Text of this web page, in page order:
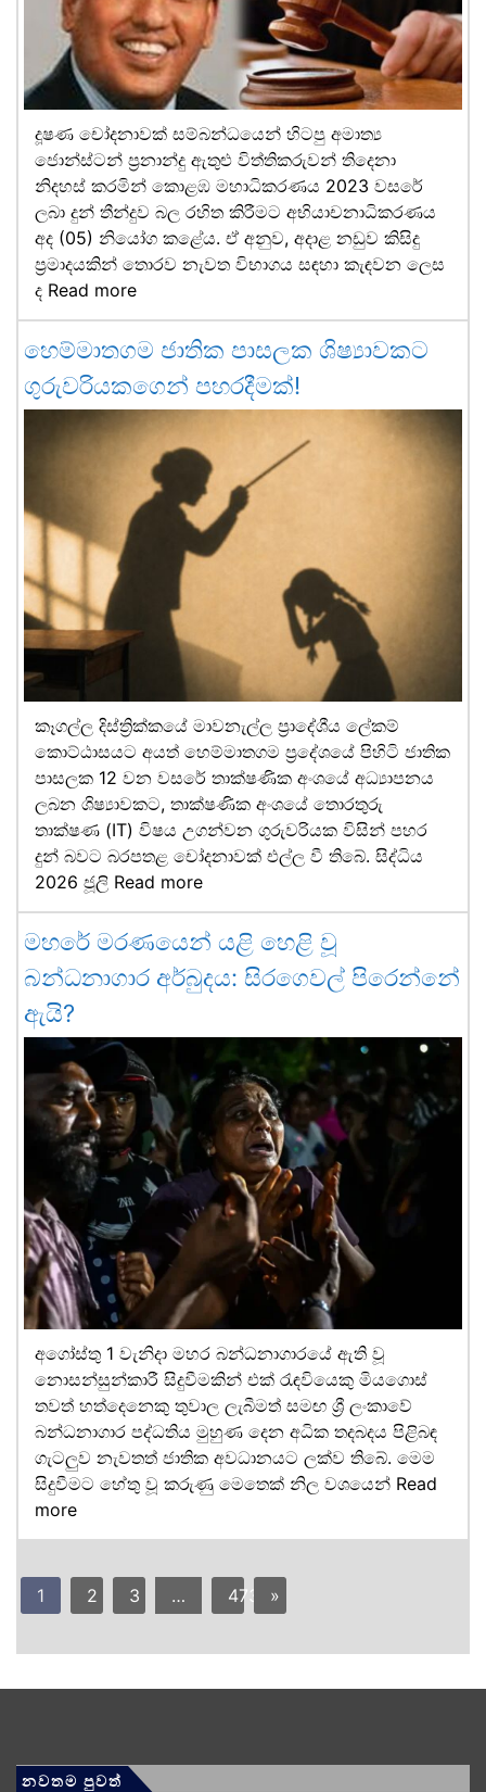
දූෂණ චෝදනාවක් සම්බන්ධයෙන් හිටපු අමාත්‍ය
ජොන්ස්ටන් ප්‍රනාන්දු ඇතුළු විත්තිකරුවන් තිදෙනා
නිදහස් කරමින් කොළඹ මහාධිකරණය 2023 වසරේ
ලබා දුන් තීන්දුව බල රහිත කිරීමට අභියාචනාධිකරණය
අද (05) නියෝග කළේය. ඒ අනුව, අදාළ නඩුව කිසිදු
ප්‍රමාදයකින් තොරව නැවත විභාගය සඳහා කැඳවන ලෙස
ද Read more
හෙම්මාතගම ජාතික පාසලක ශිෂ්‍යාවකට
ගුරුවරියකගෙන් පහරදීමක්!
කෑගල්ල දිස්ත්‍රික්කයේ මාවනැල්ල ප්‍රාදේශීය ලේකම්
කොට්ඨාසයට අයත් හෙම්මාතගම ප්‍රදේශයේ පිහිටි ජාතික
පාසලක 12 වන වසරේ තාක්ෂණික අංශයේ අධ්‍යාපනය
ලබන ශිෂ්‍යාවකට, තාක්ෂණික අංශයේ තොරතුරු
තාක්ෂණ (IT) විෂය උගන්වන ගුරුවරියක විසින් පහර
දුන් බවට බරපතළ චෝදනාවක් එල්ල වී තිබේ. සිද්ධිය
2026 ජූලි Read more
මහරේ මරණයෙන් යළි හෙළි වූ
බන්ධනාගාර අර්බුදය: සිරගෙවල් පිරෙන්නේ
ඇයි?
අගෝස්තු 1 වැනිදා මහර බන්ධනාගාරයේ ඇති වූ
නොසන්සුන්කාරී සිදුවීමකින් එක් රැඳවියෙකු මියගොස්
තවත් හත්දෙනෙකු තුවාල ලැබීමත් සමඟ ශ්‍රී ලංකාවේ
බන්ධනාගාර පද්ධතිය මුහුණ දෙන අධික තදබදය පිළිබඳ
ගැටලුව නැවතත් ජාතික අවධානයට ලක්ව තිබේ. මෙම
සිදුවීමට හේතු වූ කරුණු මෙතෙක් නිල වශයෙන් Read
more
1 2 3 … 473 »
නවතම පුවත්